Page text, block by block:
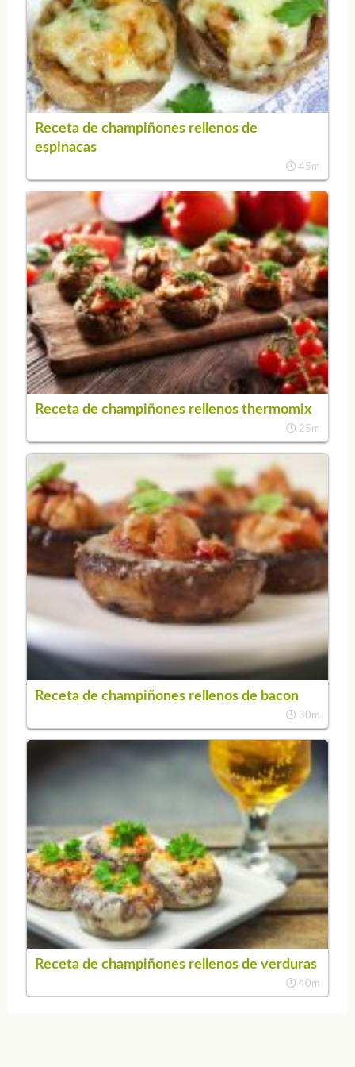
Receta de champiñones rellenos de
espinacas
45m
Receta de champiñones rellenos thermomix
25m
Receta de champiñones rellenos de bacon
30m
Receta de champiñones rellenos de verduras
40m